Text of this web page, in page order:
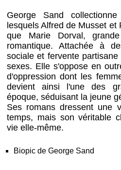
George Sand
lesquels Alfred de Musset et
que Marie Dorval,
romantique. Attachée à
sociale et fervente
sexes. Elle s'oppose en
d'oppression dont les
devient ainsi l'une des
époque, séduisant la jeune
Ses romans dressent une
temps, mais son véritable
vie elle-même.
Biopic de George Sand